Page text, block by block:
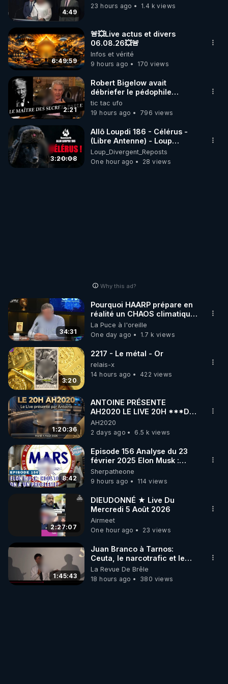
l'Etat : (à venir)
- Bonus 4/4 : La "Théorie des Maîtres du Temps" :
(à venir)
4:49
23 hours ago
1.4 k views
6:49:59
🚨💥Live actus et divers
06.08.26💥🚨
Infos et vérité
9 hours ago
170 views
2:21
Robert Bigelow avait
débriefer le pédophile
génocidaire de donald j
trump
tic tac ufo
19 hours ago
796 views
3:20:08
Allô Loupdi 186 - Célérus -
(Libre Antenne) - Loup
Divergent 2026.08.06
Loup_Divergent_Reposts
One hour ago
28 views
Why this ad?
34:31
Pourquoi HAARP prépare en
réalité un CHAOS climatique,
on répond
La Puce à l'oreille
One day ago
1.7 k views
3:20
2217 - Le métal - Or
relais-x
14 hours ago
422 views
1:20:36
ANTOINE PRÉSENTE
AH2020 LE LIVE 20H ***DU
04/08/2026*** 📷LE
GRAND RÉVEIL EST EN
MARCHE 📷
AH2020
2 days ago
6.5 k views
8:42
Episode 156 Analyse du 23
février 2025 Elon Musk :
Houston , on a un problème !
Sherpatheone
9 hours ago
114 views
2:27:07
DIEUDONNÉ ★ Live Du
Mercredi 5 Août 2026
Airmeet
One hour ago
23 views
1:45:43
Juan Branco à Tarnos:
Ceuta, le narcotrafic et le
pouvoir en France
La Revue De Brêle
18 hours ago
380 views